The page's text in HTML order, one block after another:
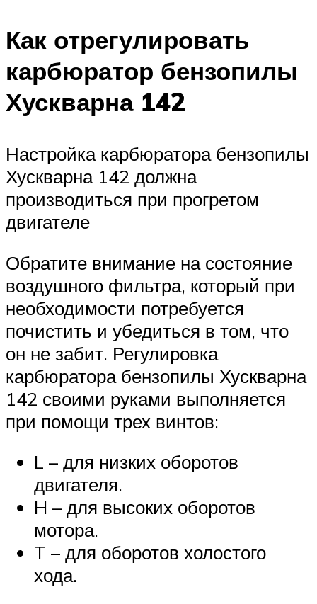
Как отрегулировать
карбюратор бензопилы
Хускварна 142
Настройка карбюратора бензопилы
Хускварна 142 должна
производиться при прогретом
двигателе
Обратите внимание на состояние
воздушного фильтра, который при
необходимости потребуется
почистить и убедиться в том, что
он не забит. Регулировка
карбюратора бензопилы Хускварна
142 своими руками выполняется
при помощи трех винтов:
L – для низких оборотов
двигателя.
H – для высоких оборотов
мотора.
T – для оборотов холостого
хода.